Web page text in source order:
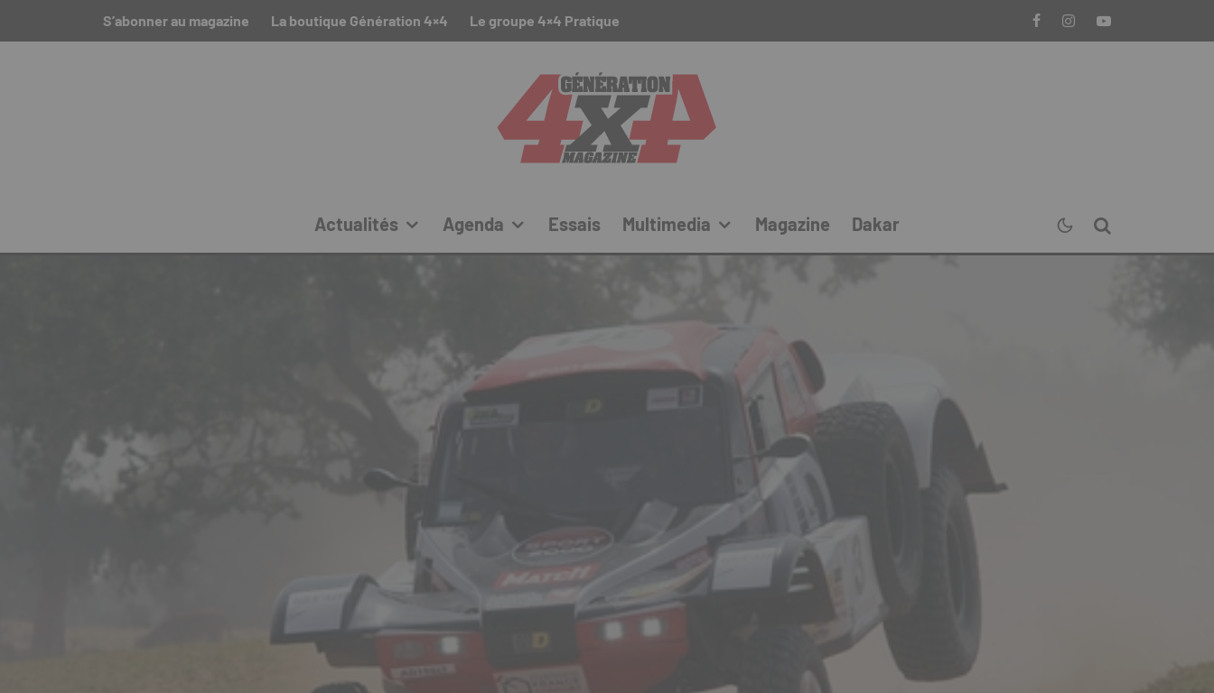
S’abonner au magazine La boutique Génération 4×4 Le groupe 4×4 Pratique
Actualités Agenda Essais Multimedia Magazine Dakar